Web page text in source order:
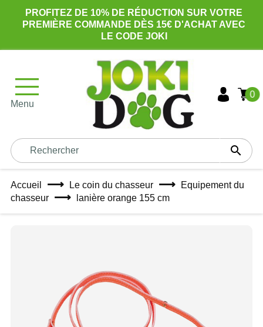
PROFITEZ DE 10% DE RÉDUCTION SUR VOTRE
PREMIÈRE COMMANDE DÈS 15€ D'ACHAT AVEC
LE CODE JOKI
Menu

0
Accueil Le coin du chasseur
Equipement du
chasseur
lanière orange 155 cm